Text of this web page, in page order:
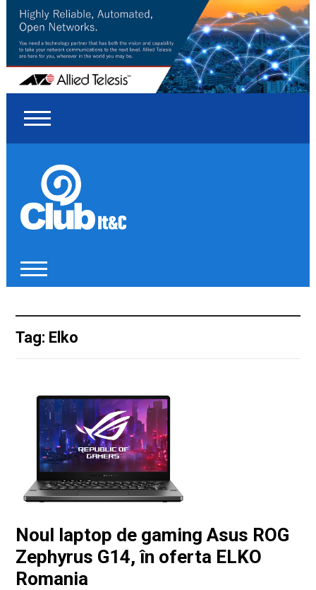
Tag: Elko
Noul laptop de gaming Asus ROG
Zephyrus G14, în oferta ELKO
Romania